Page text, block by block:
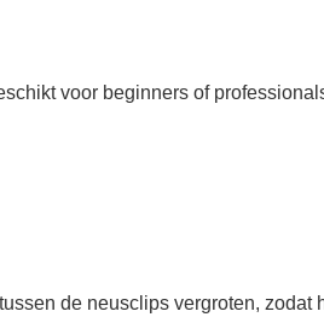
voor beginners of
de neusclips vergroten, zodat